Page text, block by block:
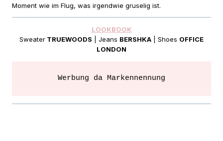
Moment wie im Flug, was irgendwie gruselig ist.
LOOKBOOK
Sweater TRUEWOODS | Jeans BERSHKA | Shoes OFFICE
LONDON
Werbung da Markennennung